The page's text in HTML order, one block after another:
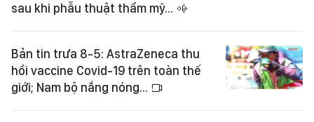
sau khi phẫu thuật thẩm mỹ...
Bản tin trưa 8-5: AstraZeneca thu
hồi vaccine Covid-19 trên toàn thế
giới; Nam bộ nắng nóng...